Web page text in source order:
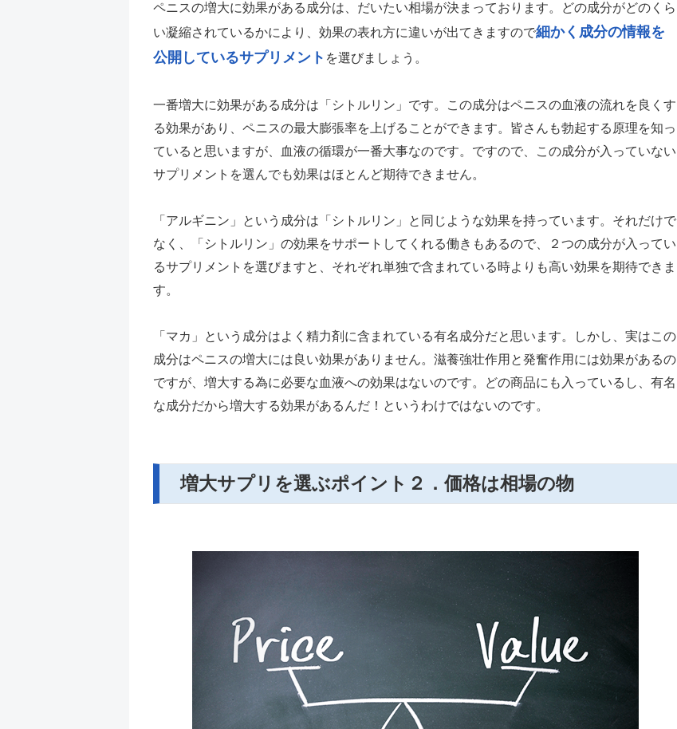
ペニスの増大に効果がある成分は、だいたい相場が決まっております。どの成分がどのくら
い凝縮されているかにより、効果の表れ方に違いが出てきますので細かく成分の情報を
公開しているサプリメント を選びましょう。
一番増大に効果がある成分は「シトルリン」です。この成分はペニスの血液の流れを良くす
る効果があり、ペニスの最大膨張率を上げることができます。皆さんも勃起する原理を知っ
ていると思いますが、血液の循環が一番大事なのです。ですので、この成分が入っていない
サプリメントを選んでも効果はほとんど期待できません。
「アルギニン」という成分は「シトルリン」と同じような効果を持っています。それだけで
なく、「シトルリン」の効果をサポートしてくれる働きもあるので、２つの成分が入ってい
るサプリメントを選びますと、それぞれ単独で含まれている時よりも高い効果を期待できま
す。
「マカ」という成分はよく精力剤に含まれている有名成分だと思います。しかし、実はこの
成分はペニスの増大には良い効果がありません。滋養強壮作用と発奮作用には効果があるの
ですが、増大する為に必要な血液への効果はないのです。どの商品にも入っているし、有名
な成分だから増大する効果があるんだ！というわけではないのです。
増大サプリを選ぶポイント２．価格は相場の物